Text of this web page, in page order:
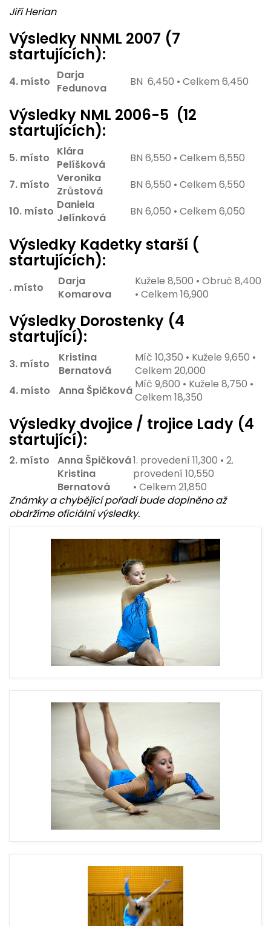
Jiří Herian
Výsledky NNML 2007 (7
startujících):
4. místo Darja
Fedunova
BN 6,450 • Celkem 6,450
Výsledky NML 2006-5 (12
startujících):
5. místo
Klára
Pelíšková
BN 6,550 • Celkem 6,550
7. místo Veronika
Zrůstová
BN 6,550 • Celkem 6,550
10. místo Daniela
Jelínková
BN 6,050 • Celkem 6,050
Výsledky Kadetky starší (
startujících):
. místo
Darja
Komarova
Kužele 8,500 • Obruč 8,400
• Celkem 16,900
Výsledky Dorostenky (4
startující):
3. místo
Kristina
Bernatová
Míč 10,350 • Kužele 9,650 •
Celkem 20,000
4. místo
Anna Špičková Míč 9,600 • Kužele 8,750 •
Celkem 18,350
Výsledky dvojice / trojice Lady (4
startující):
2. místo
Anna Špičková
Kristina
Bernatová
1. provedení 11,300 • 2.
provedení 10,550
• Celkem 21,850
Známky a chybějící pořadí bude doplněno až
obdržíme oficiální výsledky.